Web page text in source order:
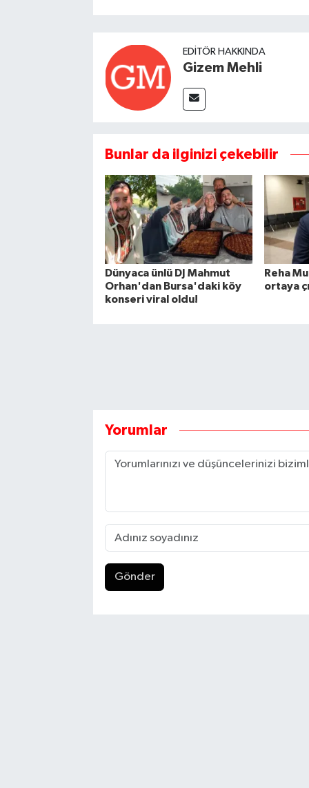
EDITÖR HAKKINDA
Gizem Mehli
Bunlar da ilginizi çekebilir
Dünyaca ünlü DJ Mahmut
Orhan'dan Bursa'daki köy
konseri viral oldu!
Reha
ortaya
Yorumlar
Gönder